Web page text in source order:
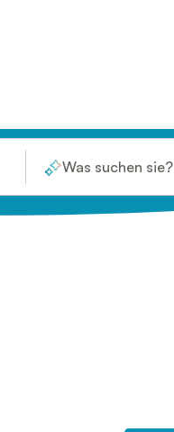
Was suchen sie?